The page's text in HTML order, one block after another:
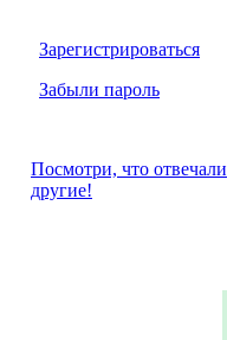
Зарегистрироваться
Забыли пароль
Посмотри, что отвeчали
другие!